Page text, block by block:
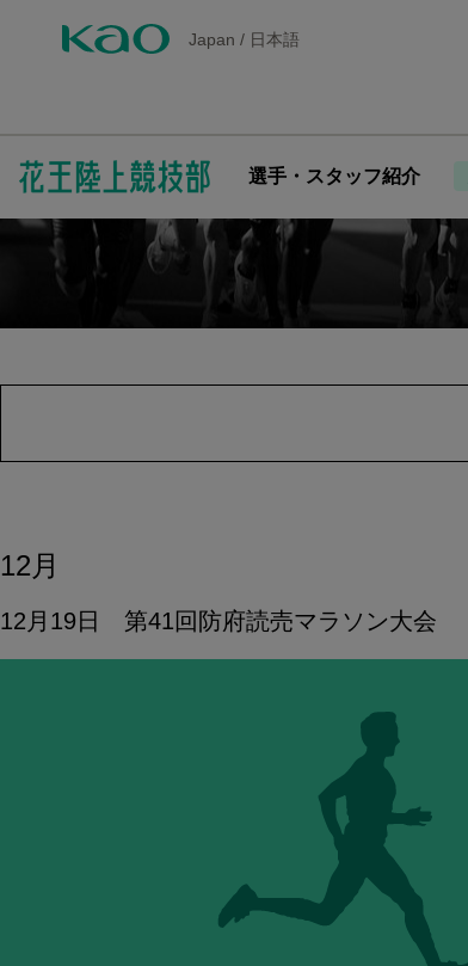
Japan / 日本語
選手・スタッフ紹介
12月
12月19日 第41回防府読売マラソン大会